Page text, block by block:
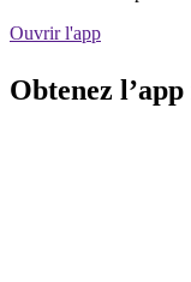
Ouvrir l'app
Obtenez